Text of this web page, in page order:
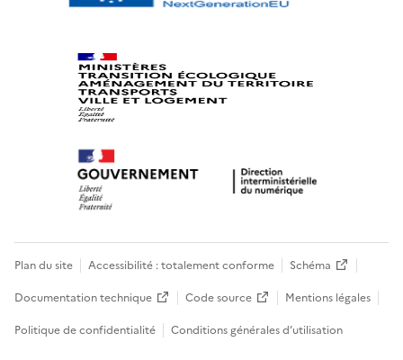
Plan du site Accessibilité : totalement conforme
Schéma
Documentation technique
Code source
Mentions légales
Politique de confidentialité
Conditions générales d’utilisation